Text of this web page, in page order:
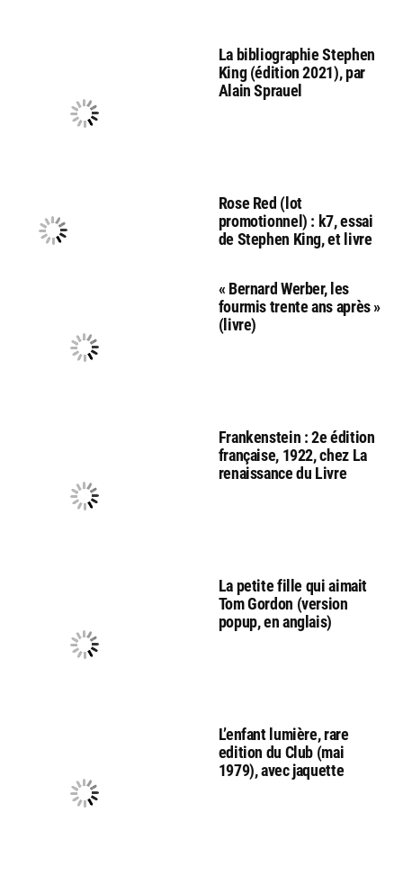
La bibliographie Stephen
King (édition 2021), par
Alain Sprauel
Rose Red (lot
promotionnel) : k7, essai
de Stephen King, et livre
« Bernard Werber, les
fourmis trente ans après »
(livre)
Frankenstein : 2e édition
française, 1922, chez La
renaissance du Livre
La petite fille qui aimait
Tom Gordon (version
popup, en anglais)
L’enfant lumière, rare
edition du Club (mai
1979), avec jaquette